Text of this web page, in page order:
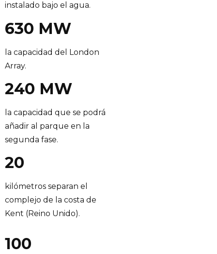
instalado bajo el agua.
630 MW
la capacidad del London
Array.
240 MW
la capacidad que se podrá
añadir al parque en la
segunda fase.
20
kilómetros separan el
complejo de la costa de
Kent (Reino Unido).
100